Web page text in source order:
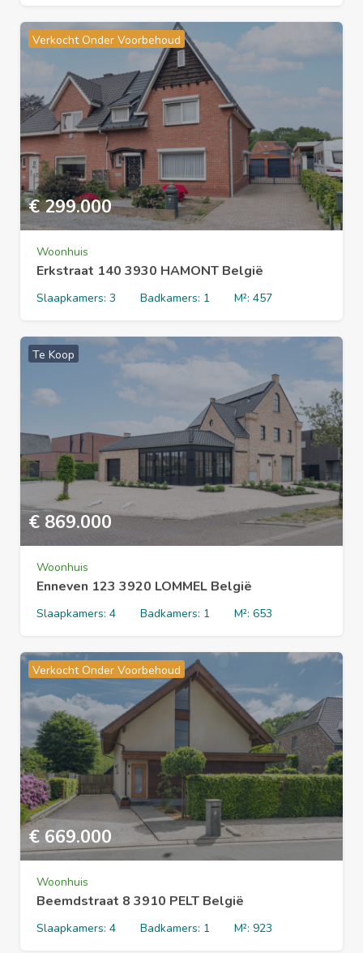
Verkocht Onder Voorbehoud
€ 299.000
Woonhuis
Erkstraat 140 3930 HAMONT België
Slaapkamers: 3 Badkamers: 1 M²: 457
Te Koop
€ 869.000
Woonhuis
Enneven 123 3920 LOMMEL België
Slaapkamers: 4 Badkamers: 1 M²: 653
Verkocht Onder Voorbehoud
€ 669.000
Woonhuis
Beemdstraat 8 3910 PELT België
Slaapkamers: 4 Badkamers: 1 M²: 923